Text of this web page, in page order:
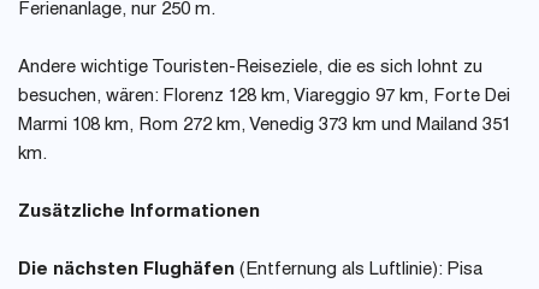
Ferienanlage, nur 250 m.
Andere wichtige Touristen-Reiseziele, die es sich lohnt zu
besuchen, wären: Florenz 128 km, Viareggio 97 km, Forte Dei
Marmi 108 km, Rom 272 km, Venedig 373 km und Mailand 351
km.
Zusätzliche Informationen
Die nächsten Flughäfen (Entfernung als Luftlinie): Pisa